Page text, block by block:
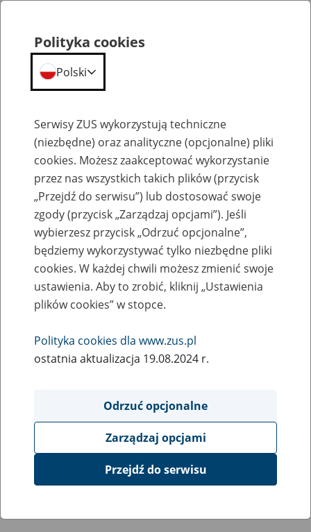
Przepraszamy,
podana strona nie została znaleziona.
Błąd 404
Przejdź do strony głównej
Polityka cookies
Polski
Serwisy ZUS wykorzystują techniczne
(niezbędne) oraz analityczne (opcjonalne) pliki
cookies. Możesz zaakceptować wykorzystanie
przez nas wszystkich takich plików (przycisk
„Przejdź do serwisu”) lub dostosować swoje
zgody (przycisk „Zarządzaj opcjami”). Jeśli
wybierzesz przycisk „Odrzuć opcjonalne”,
będziemy wykorzystywać tylko niezbędne pliki
cookies. W każdej chwili możesz zmienić swoje
ustawienia. Aby to zrobić, kliknij „Ustawienia
plików cookies” w stopce.
Polityka cookies dla www.zus.pl
ostatnia aktualizacja 19.08.2024 r.
Odrzuć opcjonalne
Zarządzaj opcjami
Przejdź do serwisu